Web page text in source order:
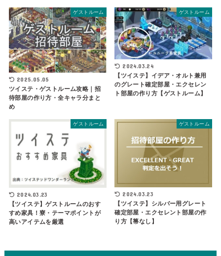
ゲストルーム
2025.05.05
ツイステ・ゲストルーム攻略｜招
待部屋の作り方・全キャラ分まと
め
ゲストルーム
2024.03.24
【ツイステ】イデア・オルト兼用
のグレート確定部屋・エクセレン
ト部屋の作り方【ゲストルーム】
ゲストルーム
2024.03.23
【ツイステ】ゲストルームのおす
すめ家具！寮・テーマポイントが
高いアイテムを厳選
ゲストルーム
2024.03.23
【ツイステ】シルバー用グレート
確定部屋・エクセレント部屋の作
り方【箒なし】